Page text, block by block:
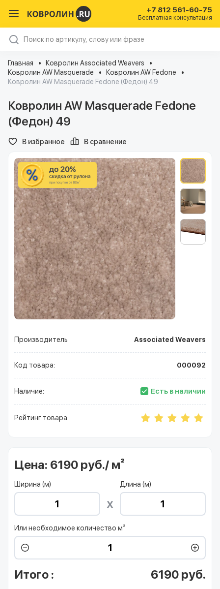
+7 812 561-60-75
Бесплатная консультация
Главная
Ковролин Associated Weavers
Ковролин AW Masquerade
Ковролин AW Fedone
Ковролин AW Masquerade Fedone (Федон) 49
Ковролин AW Masquerade Fedone
(Федон) 49
В избранное В сравнение
Производитель Associated Weavers
Код товара: 000092
Наличие: Есть в наличии
Рейтинг товара:
Цена: 6190 руб./ м²
Ширина (м) Длина (м)
Или необходимое количество м²
Итого : 6190 руб.